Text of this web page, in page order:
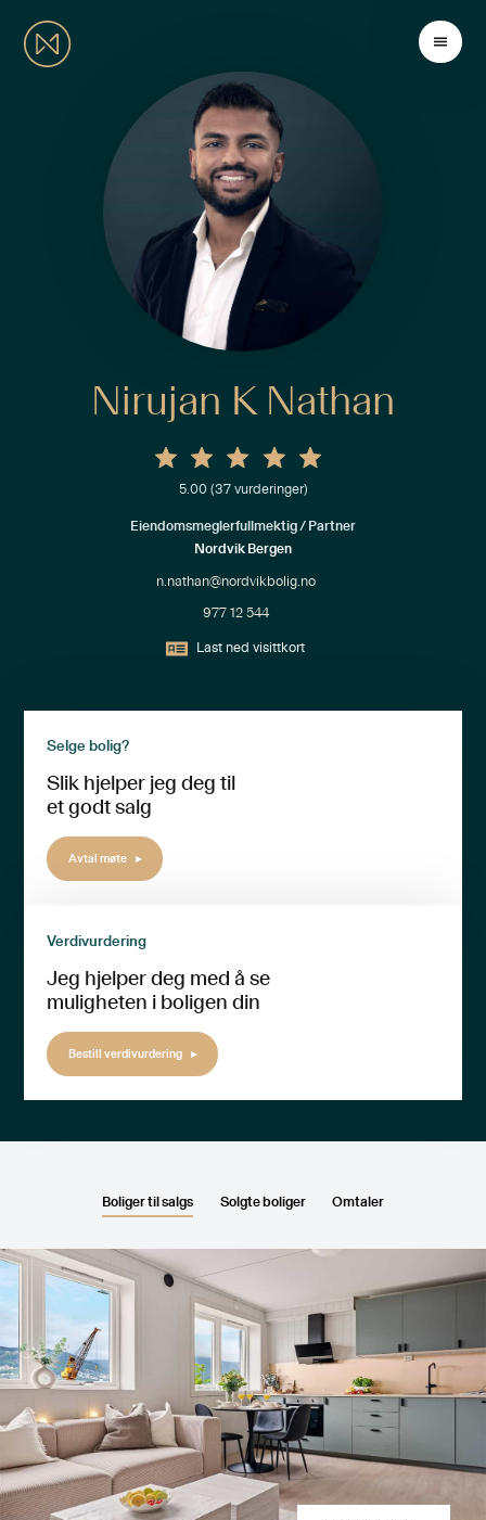
Nirujan K Nathan
5.00(37vurderinger)
Eiendomsmeglerfullmektig / Partner
Nordvik Bergen
n.nathan@nordvikbolig.no
977 12 544
Last ned visittkort
Selge bolig?
Slik hjelper jeg deg til
et godt salg
Avtal møte
Verdivurdering
Jeg hjelper deg med å se
muligheten i boligen din
Bestill verdivurdering
Boliger til salgs Solgte boliger Omtaler